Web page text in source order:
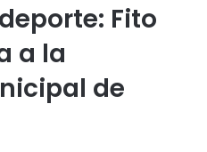
Fito
a la
de